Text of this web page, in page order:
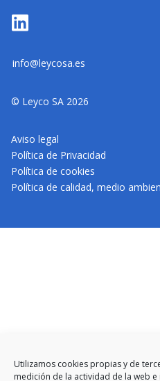
Utilizamos cookies propias y de
medición de la actividad de la web
© Leyco SA 2026
Aviso legal
Política de Privacidad
Política de cookies
Política de calidad, medio
info@leycosa.es